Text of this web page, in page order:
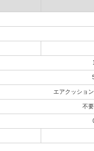
エアクッショ
不